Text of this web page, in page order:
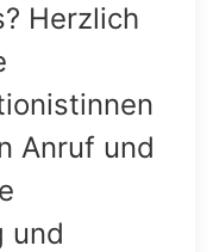
Herzlich
Anruf und
und